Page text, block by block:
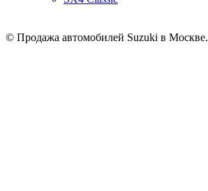
© Продажа автомобилей Suzuki в Москве.